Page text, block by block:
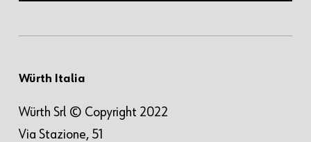
Würth Italia
Würth Srl © Copyright 2022
Via Stazione, 51